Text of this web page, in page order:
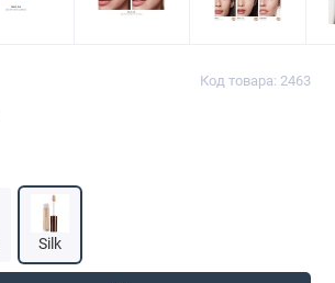
Код товара: 2463
Silk